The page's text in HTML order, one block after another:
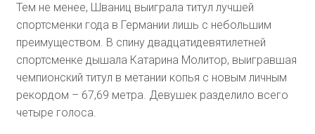
Тем не менее, Шваниц выиграла титул лучшей
спортсменки года в Германии лишь с небольшим
преимуществом. В спину двадцатидевятилетней
спортсменке дышала Катарина Молитор, выигравшая
чемпионский титул в метании копья с новым личным
рекордом – 67,69 метра. Девушек разделило всего
четыре голоса.